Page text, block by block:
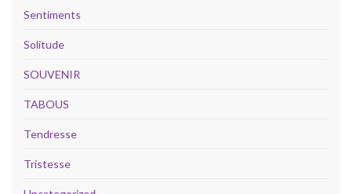
Sentiments
Solitude
SOUVENIR
TABOUS
Tendresse
Tristesse